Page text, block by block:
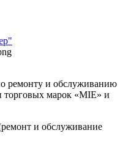
ремонту и обслуживанию
торговых марок «MIE» и
и обслуживание